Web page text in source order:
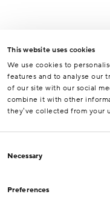
This website uses cookies
We use cookies to
features and to analyse our
of our site with our social
combine it with other
they’ve collected from your
Selection
Necessary
Preferences